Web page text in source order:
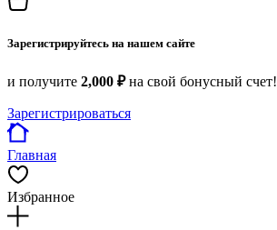
Зарегистрируйтесь на нашем сайте
и получите 2,000 ₽на свой бонусный счет!
Зарегистрироваться
Главная
Избранное